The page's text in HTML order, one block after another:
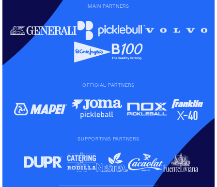
MAIN PARTNERS
OFFICIAL PARTNERS
SUPPORTING PARTNERS